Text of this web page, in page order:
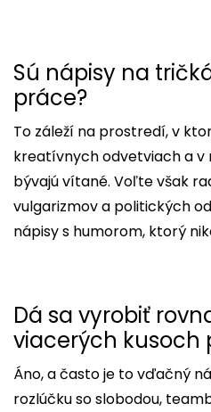
Sú nápisy na
práce?
To záleží na prostredí, v
kreatívnych odvetviach a
bývajú vítané. Voľte však
vulgarizmov a politických
nápisy s humorom, ktorý
Dá sa vyrobiť
viacerých kusoch
Áno, a často je to vďačný
rozlúčku so slobodou,